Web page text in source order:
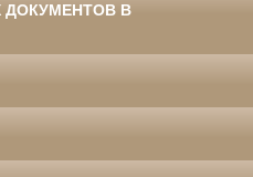
ДОКУМЕНТОВ В